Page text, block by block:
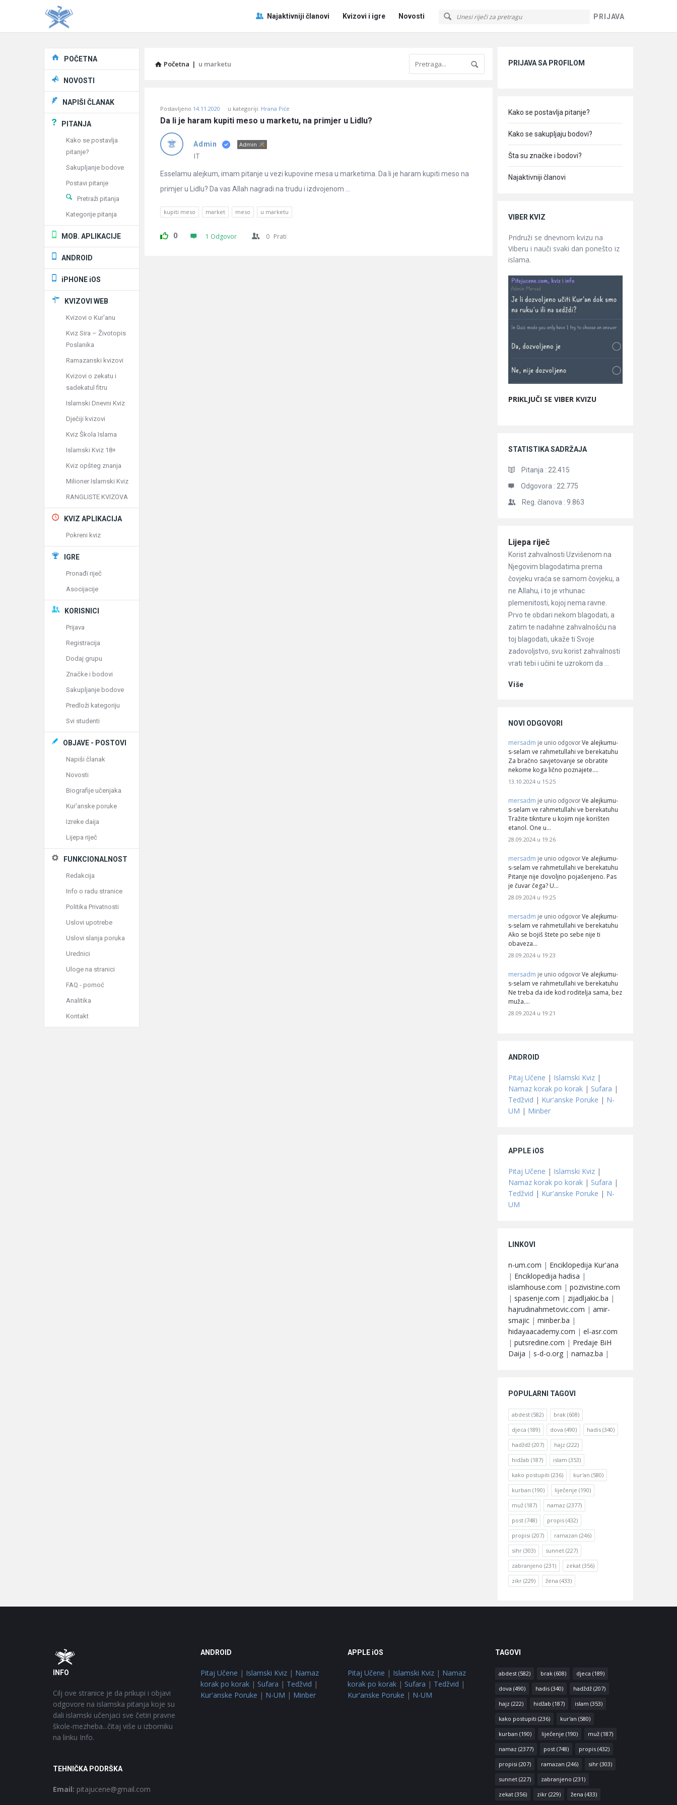
PRIJAVA
Pitaj
Učene
Najaktivniji članovi Kvizovi i igre Novosti
Početna | u marketu
Učene
Latest
Pitanja
Postavljeno 14.11.2020 u kategoriji: Hrana Piće
Da li je haram kupiti meso u marketu, na primjer u Lidlu?
Admin Admin
IT
Esselamu alejkum, imam pitanje u vezi kupovine mesa u marketima. Da li je haram kupiti meso na
primjer u Lidlu? Da vas Allah nagradi na trudu i izdvojenom ...
kupiti meso market meso u marketu
0 1 Odgovor 0 Prati
PRIJAVA SA PROFILOM
Kako se postavlja pitanje?
Kako se sakupljaju bodovi?
Šta su značke i bodovi?
Najaktivniji članovi
VIBER KVIZ
Pridruži se dnevnom kvizu na
Viberu i nauči svaki dan ponešto iz
islama.
PRIKLJUČI SE VIBER KVIZU
STATISTIKA SADRŽAJA
Pitanja : 22.415
Odgovora : 22.775
Reg. članova : 9.863
Članci
Lijepa riječ
Korist zahvalnosti Uzvišenom na
Njegovim blagodatima prema
čovjeku vraća se samom čovjeku, a
ne Allahu, i to je vrhunac
plemenitosti, kojoj nema ravne.
Prvo te obdari nekom blagodati, a
zatim te nadahne zahvalnošću na
toj blagodati, ukaže ti Svoje
zadovoljstvo, svu korist zahvalnosti
vrati tebi i učini te uzrokom da ...
Više
NOVI ODGOVORI
mersadm je unio odgovor Ve alejkumu-
s-selam ve rahmetullahi ve berekatuhu
Za bračno savjetovanje se obratite
nekome koga lično poznajete.…
13.10.2024 u 15:25
mersadm je unio odgovor Ve alejkumu-
s-selam ve rahmetullahi ve berekatuhu
Tražite tiknture u kojim nije korišten
etanol. One u…
28.09.2024 u 19:26
mersadm je unio odgovor Ve alejkumu-
s-selam ve rahmetullahi ve berekatuhu
Pitanje nije dovoljno pojašenjeno. Pas
je čuvar čega? U…
28.09.2024 u 19:25
mersadm je unio odgovor Ve alejkumu-
s-selam ve rahmetullahi ve berekatuhu
Ako se bojiš štete po sebe nije ti
obaveza…
28.09.2024 u 19:23
mersadm je unio odgovor Ve alejkumu-
s-selam ve rahmetullahi ve berekatuhu
Ne treba da ide kod roditelja sama, bez
muža.…
28.09.2024 u 19:21
ANDROID
Pitaj Učene | Islamski Kviz |
Namaz korak po korak | Sufara |
Tedžvid | Kur'anske Poruke | N-
UM | Minber
APPLE iOS
Pitaj Učene | Islamski Kviz |
Namaz korak po korak | Sufara |
Tedžvid | Kur'anske Poruke | N-
UM
LINKOVI
n-um.com | Enciklopedija Kur'ana
| Enciklopedija hadisa |
islamhouse.com | pozivistine.com
| spasenje.com | zijadljakic.ba |
hajrudinahmetovic.com | amir-
smajic | minber.ba |
hidayaacademy.com | el-asr.com
| putsredine.com | Predaje BiH
Daija | s-d-o.org | namaz.ba |
POPULARNI TAGOVI
abdest (582) brak (608)
djeca (189) dova (490) hadis (340)
hadždž (207) hajz (222)
hidžab (187) islam (353)
kako postupiti (236) kur'an (580)
kurban (190) liječenje (190)
muž (187) namaz (2377)
post (748) propis (432)
propisi (207) ramazan (246)
sihr (303) sunnet (227)
zabranjeno (231) zekat (356)
zikr (229) žena (433)
Explore
POČETNA
NOVOSTI
NAPIŠI ČLANAK
PITANJA
Kako se postavlja
pitanje?
Sakupljanje bodove
Postavi pitanje
Pretraži pitanja
Kategorije pitanja
MOB. APLIKACIJE
ANDROID
iPHONE iOS
KVIZOVI WEB
Kvizovi o Kur'anu
Kviz Sira – Životopis
Poslanika
Ramazanski kvizovi
Kvizovi o zekatu i
sadekatul fitru
Islamski Dnevni Kviz
Dječiji kvizovi
Kviz Škola Islama
Islamski Kviz 18+
Kviz opšteg znanja
Milioner Islamski Kviz
RANGLISTE KVIZOVA
KVIZ APLIKACIJA
Pokreni kviz
IGRE
Pronađi riječ
Asocijacije
KORISNICI
Prijava
Registracija
Dodaj grupu
Značke i bodovi
Sakupljanje bodove
Predloži kategoriju
Svi studenti
OBJAVE - POSTOVI
Napiši članak
Novosti
Biografije učenjaka
Kur'anske poruke
Izreke daija
Lijepa riječ
FUNKCIONALNOST
Redakcija
Info o radu stranice
Politika Privatnosti
Uslovi upotrebe
Uslovi slanja poruka
Urednici
Uloge na stranici
FAQ - pomoć
Analitika
Kontakt
Footer
INFO
Cilj ove stranice je da prikupi i objavi
odgovore na islamska pitanja koje su
dali islamski učenjaci sve četiri pravne
škole-mezheba...čitaj više u izborniku
na linku Info.
TEHNIČKA PODRŠKA
Email: pitajucene@gmail.com
ANDROID
Pitaj Učene | Islamski Kviz| Namaz
korak po korak| Sufara | Tedžvid |
Kur'anske Poruke | N-UM | Minber
APPLE iOS
Pitaj Učene | Islamski Kviz | Namaz
korak po korak | Sufara | Tedžvid |
Kur'anske Poruke | N-UM
TAGOVI
abdest(582) brak(608) djeca (189)
dova (490) hadis(340) hadždž(207)
hajz (222) hidžab (187) islam (353)
kako postupiti (236) kur'an (580)
kurban (190) liječenje (190) muž(187)
namaz (2377) post(748) propis(432)
propisi (207) ramazan (246) sihr(303)
sunnet(227) zabranjeno (231)
zekat(356) zikr(229) žena (433)